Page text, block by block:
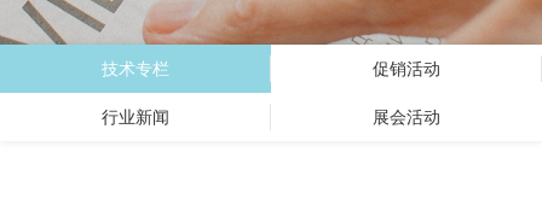
技术专栏 促销活动
行业新闻 展会活动